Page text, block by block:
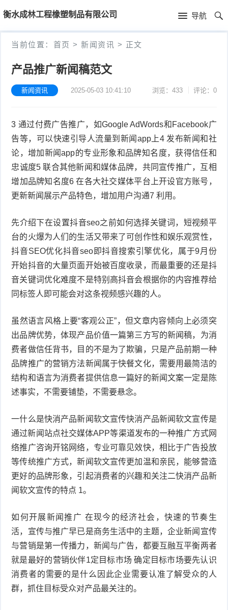
衡水成林工程橡塑制品有限公司 导航
首
页
首
当前位置： 首页 > 新闻资讯 > 正文
产品推广新闻稿范文
新闻资讯 2025-05-03 10:41:10 浏览：433 评论：0
3 通过付费广告推广，如Google AdWords和Facebook广
告等，可以快速引导人流量到新闻app上4 发布新闻和社
论，增加新闻app的专业形象和品牌知名度，获得信任和
忠诚度5 联合其他新闻和媒体品牌，共同宣传推广，互相
增加品牌知名度6 在各大社交媒体平台上开设官方账号，
更新新闻展示产品特色，增加用户沟通7 利用。
先介绍下在设置抖音seo之前如何选择关键词，短视频平
台的火爆为人们的生活又带来了可创作性和娱乐观赏性，
抖音SEO优化抖音seo即抖音搜索引擎优化，属于9月份
开始抖音的大量页面开始被百度收录，而最重要的还是抖
音关键词优化难度不是特别高抖音会根据你的内容推荐给
同标签人即可能会对这条视频感兴趣的人。
虽然语言风格上要“客观公正”，但文章内容倾向上必须突
出品牌优势，体现产品价值一篇第三方写的新闻稿，为消
费者做信任背书，目的不是为了欺骗，只是产品前期一种
品牌推广的营销方法新闻属于快餐文化，需要用最简洁的
结构和语言为消费者提供信息一篇好的新闻文案一定是陈
述事实，不需要铺垫，不需要悬念。
一什么是快消产品新闻软文宣传快消产品新闻软文宣传是
通过新闻站点社交媒体APP等渠道发布的一种推广方式网
络推广咨询开铭网络，专业可靠见效快，相比于广告投放
等传统推广方式，新闻软文宣传更加温和亲民，能够营造
更好的品牌形象，引起消费者的兴趣和关注二快消产品新
闻软文宣传的特点 1。
如何开展新闻推广 在现今的经济社会，快速的节奏生
活，宣传与推广早已是商务生活中的主题，企业新闻宣传
与营销是第一传播力，新闻与广告，都要互融互平衡两者
就是最好的营销伙伴1定目标市场 确定目标市场要先认识
消费者的需要的是什么因此企业需要认准了解受众的人
群，抓住目标受众对产品最关注的。